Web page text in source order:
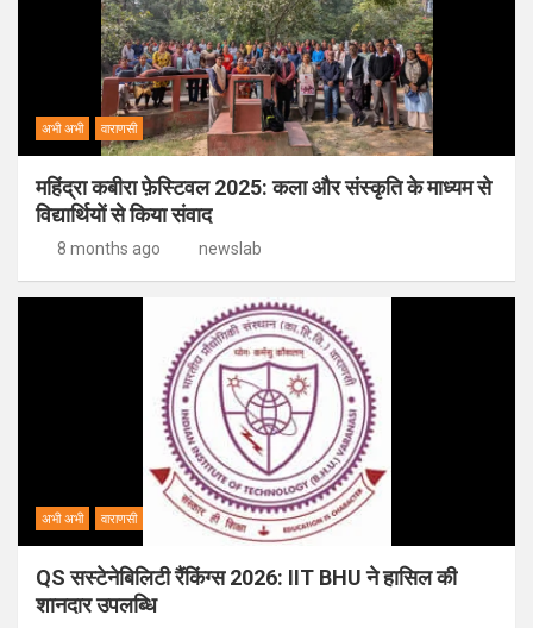
अभी अभी वाराणसी
महिंद्रा कबीरा फ़ेस्टिवल 2025: कला और संस्कृति के माध्यम से
विद्यार्थियों से किया संवाद
8 months ago newslab
अभी अभी वाराणसी
QS सस्टेनेबिलिटी रैंकिंग्स 2026: IIT BHU ने हासिल की
शानदार उपलब्धि